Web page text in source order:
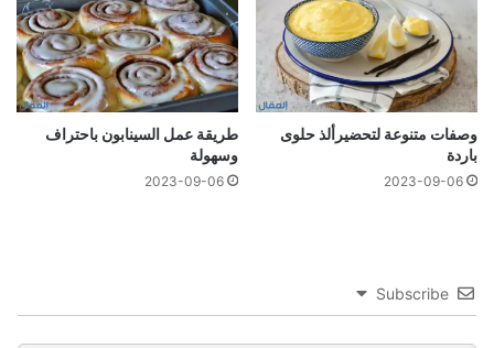
وصفات متنوعة لتحضيرألذ حلوى
باردة
2023-09-06
طريقة عمل السينابون باحتراف
وسهولة
2023-09-06
Subscribe